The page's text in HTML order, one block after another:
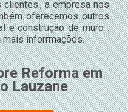
a empresa nos
oferecemos outros
e construção de muro .
mais inforrmações.
Reforma em
Lauzane